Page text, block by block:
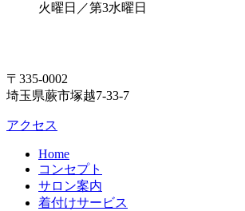
火曜日／第3水曜日
〒335-0002
埼玉県蕨市塚越7-33-7
アクセス
Home
コンセプト
サロン案内
着付けサービス